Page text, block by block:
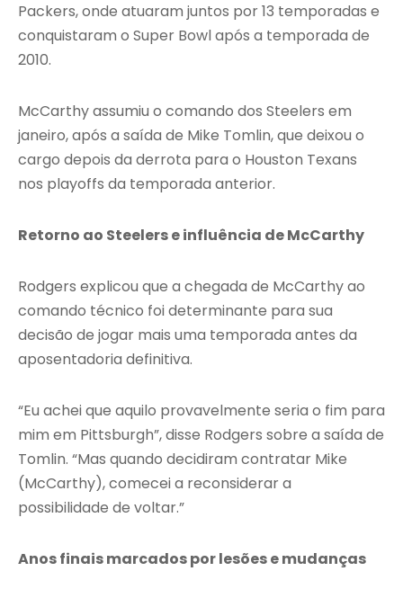
Packers, onde atuaram juntos por 13 temporadas e
conquistaram o Super Bowl após a temporada de
2010.
McCarthy assumiu o comando dos Steelers em
janeiro, após a saída de Mike Tomlin, que deixou o
cargo depois da derrota para o Houston Texans
nos playoffs da temporada anterior.
Retorno ao Steelers e influência de McCarthy
Rodgers explicou que a chegada de McCarthy ao
comando técnico foi determinante para sua
decisão de jogar mais uma temporada antes da
aposentadoria definitiva.
“Eu achei que aquilo provavelmente seria o fim para
mim em Pittsburgh”, disse Rodgers sobre a saída de
Tomlin. “Mas quando decidiram contratar Mike
(McCarthy), comecei a reconsiderar a
possibilidade de voltar.”
Anos finais marcados por lesões e mudanças